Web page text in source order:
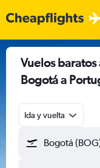
Vuelos
Bogotá a
Ida y vuelta
Bogotá